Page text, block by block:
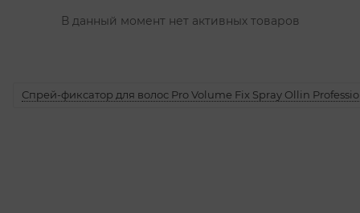
В данный момент нет активных товаров
Спрей-фиксатор для волос Pro Volume Fix Spray Ollin